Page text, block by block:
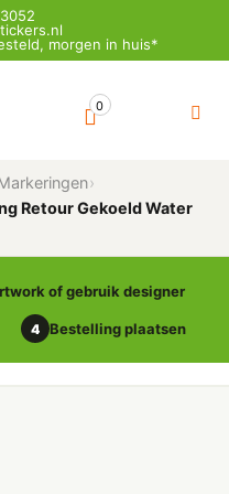
morgen in huis*
0
›
Retour Gekoeld Water
of gebruik designer
4 Bestelling plaatsen